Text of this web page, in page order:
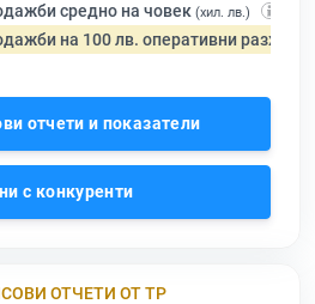
средно на човек (хил. лв.)
на 100 лв. оперативни разходи
отчети и показатели
с конкуренти
ОТЧЕТИ ОТ ТР